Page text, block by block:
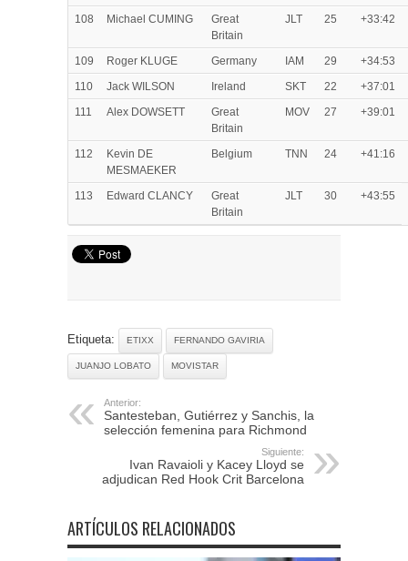
108 Michael CUMING
Great
Britain
JLT 25 +33:42
109 Roger KLUGE Germany IAM 29
+34:53
110
Jack WILSON Ireland SKT 22
+37:01
111
Alex DOWSETT
Great
Britain
MOV 27 +39:01
112
Kevin DE
MESMAEKER
Belgium TNN 24 +41:16
113 Edward CLANCY
Great
Britain
JLT 30 +43:55
Etiqueta: ETIXX FERNANDO GAVIRIA
JUANJO LOBATO MOVISTAR
Anterior:
Santesteban, Gutiérrez y Sanchis, la
selección femenina para Richmond
Siguiente:
Ivan Ravaioli y Kacey Lloyd se
adjudican Red Hook Crit Barcelona
ARTÍCULOS RELACIONADOS